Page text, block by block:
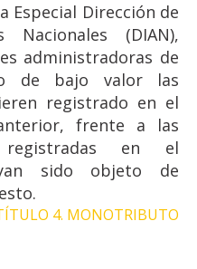
Especial Dirección de
Nacionales (DIAN),
administradoras de
de bajo valor las
registrado en el
frente a las
registradas en el
sido objeto de
4. MONOTRIBUTO